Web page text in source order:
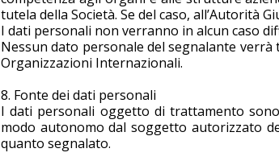
tutela della Società. Se del caso, all’Autorità
I dati personali non verranno in alcun caso
Nessun dato personale del segnalante
Organizzazioni Internazionali.
8. Fonte dei dati personali
I dati personali oggetto di trattamento
modo autonomo dal soggetto autorizzato
quanto segnalato.